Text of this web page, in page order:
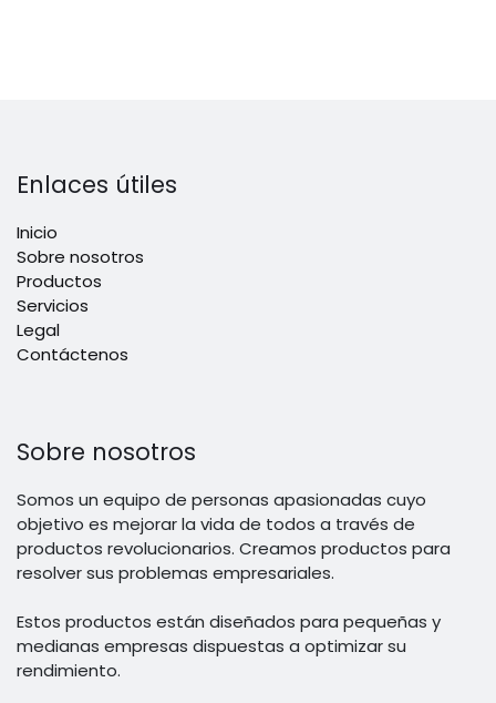
Enlaces útiles
Inicio
Sobre nosotros
Productos
Servicios
Legal
Contáctenos
Sobre nosotros
Somos un equipo de personas apasionadas cuyo
objetivo es mejorar la vida de todos a través de
productos revolucionarios. Creamos productos para
resolver sus problemas empresariales.
Estos productos están diseñados para pequeñas y
medianas empresas dispuestas a optimizar su
rendimiento.